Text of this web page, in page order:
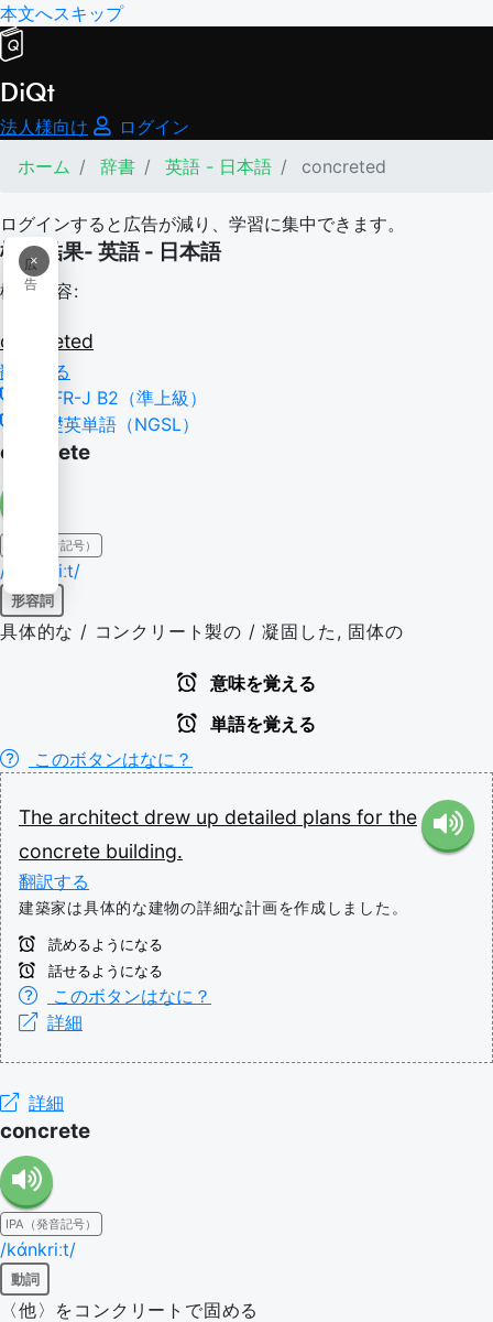
本文へスキップ
DiQt
法人様向け
ログイン
ホーム
辞書 英語 - 日本語 concreted
ログインすると広告が減り、学習に集中できます。
×
広
告
検索結果- 英語 - 日本語
検索内容:
concreted
翻訳する
CEFR-J B2（準上級）
基礎英単語（NGSL）
concrete
IPA（発音記号）
/'kɒnkriːt/
形容詞
具体的な / コンクリート製の / 凝固した, 固体の
意味を覚える
単語を覚える
このボタンはなに？
The architect drew up detailed plans for the
concrete building.
翻訳する
建築家は具体的な建物の詳細な計画を作成しました。
読めるようになる
話せるようになる
このボタンはなに？
詳細
詳細
concrete
IPA（発音記号）
/kάnkriːt/
動詞
〈他〉をコンクリートで固める